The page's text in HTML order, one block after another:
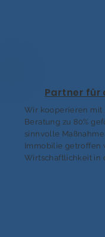
Partner für
Wir kooperieren mit
Beratung zu 80%
sinnvolle
Immobilie getroffen
Wirtschaftlichkeit in